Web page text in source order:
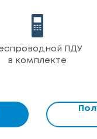
ПДУ
в комплекте